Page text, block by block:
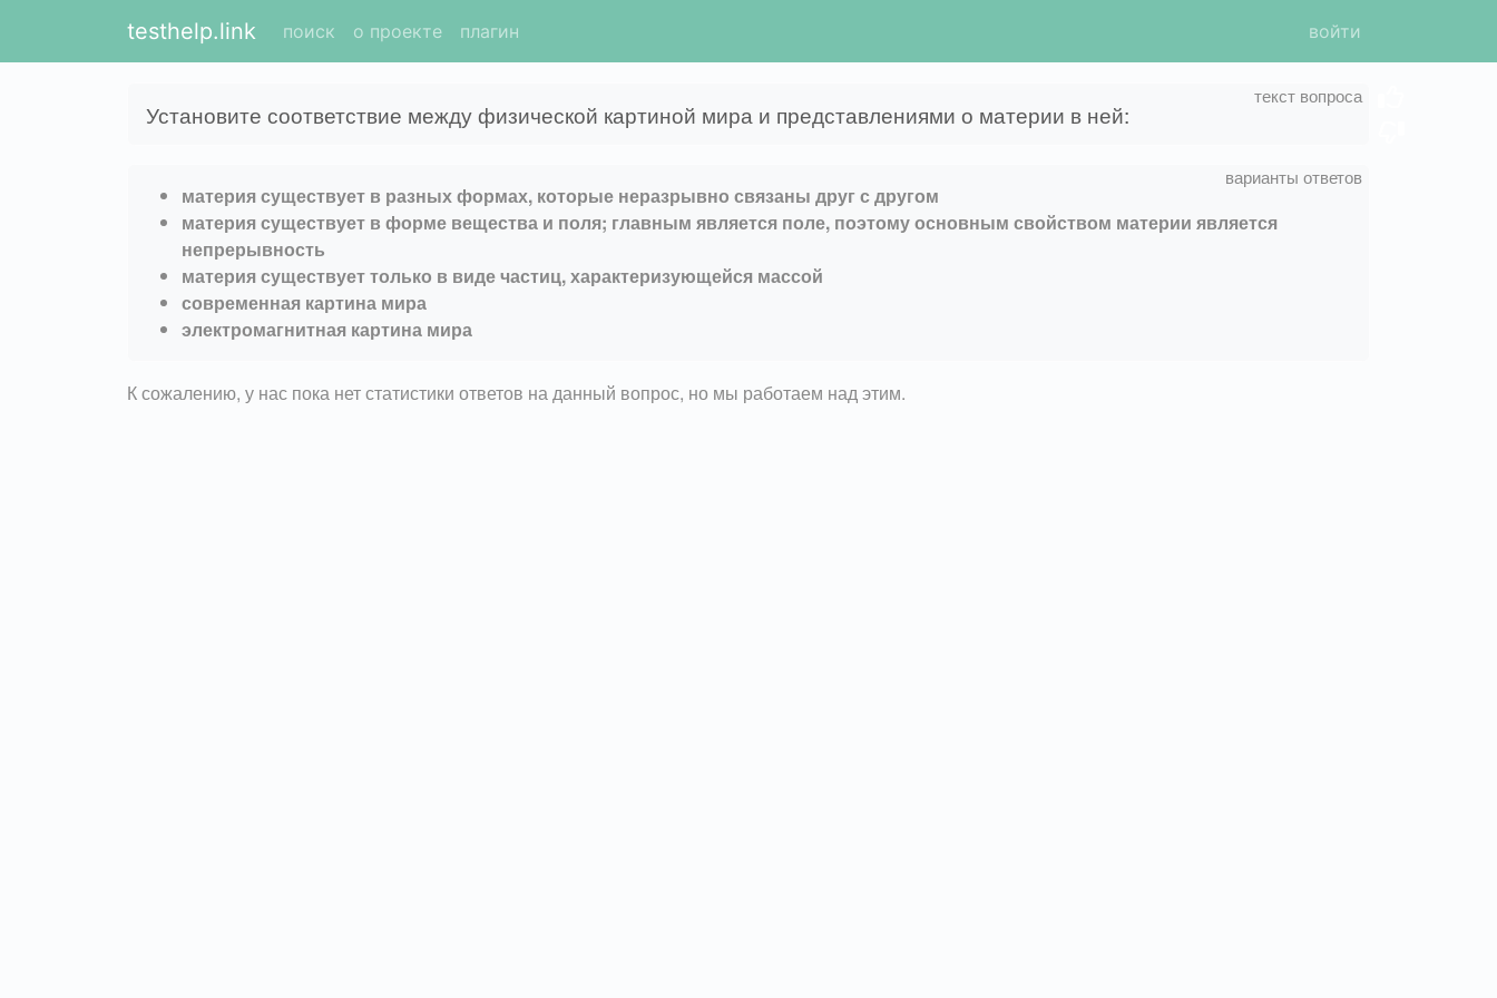
testhelp.link поиск о проекте плагин войти
Установите соответствие между физической картиной мира и представлениями о материи в ней:
материя существует в разных формах, которые неразрывно связаны друг с другом
материя существует в форме вещества и поля; главным является поле, поэтому основным свойством материи является
непрерывность
материя существует только в виде частиц, характеризующейся массой
современная картина мира
электромагнитная картина мира
К сожалению, у нас пока нет статистики ответов на данный вопрос, но мы работаем над этим.